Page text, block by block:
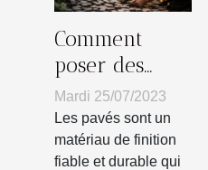
Comment
poser des
pavés sur
votre terrain
?
Mardi 25/07/2023
Les pavés sont un
matériau de finition
fiable et durable qui